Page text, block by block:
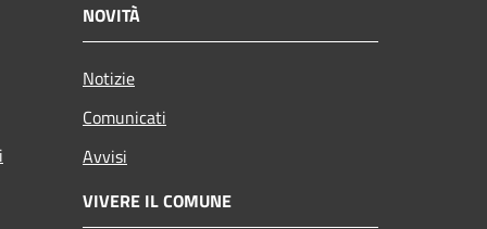
NOVITÀ
Notizie
Comunicati
Avvisi
VIVERE IL COMUNE